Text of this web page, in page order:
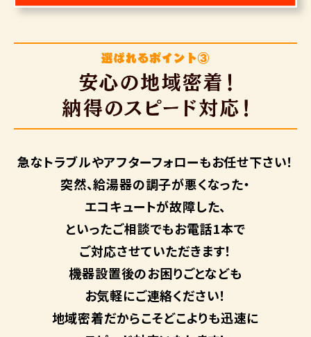
急なトラブルやアフターフォローもお任せ下さい！
突然、給湯器の調子が悪くなった・
エコキュートが故障した、
といったご相談でもお電話1本で
ご対応させていただきます！
機器設置後のお困りごとなども
お気軽にご連絡ください！
地域密着だからこそどこよりも迅速に